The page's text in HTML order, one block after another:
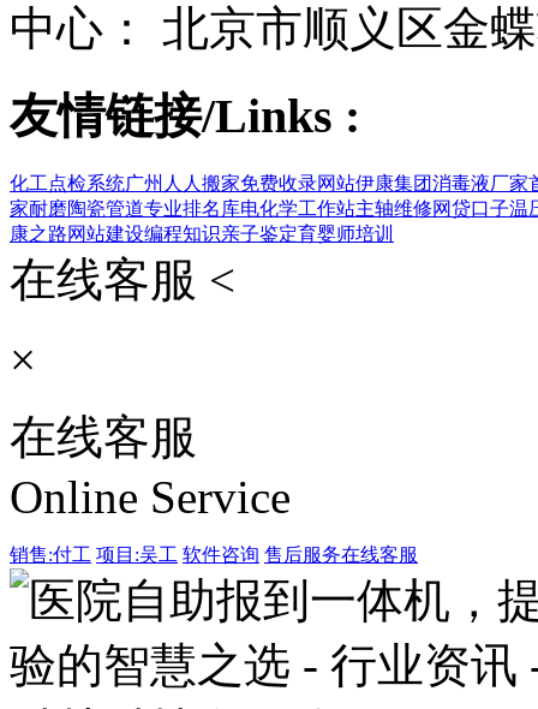
中心： 北京市顺义区金
友情链接/Links :
化工点检系统广州人人搬家免费收录网站伊康集团消毒液厂家
家耐磨陶瓷管道专业排名库电化学工作站主轴维修网贷口子温
康之路网站建设编程知识亲子鉴定育婴师培训
在线客服 <
×
在线客服
Online Service
销售:付工 项目:吴工 软件咨询 售后服务在线客服